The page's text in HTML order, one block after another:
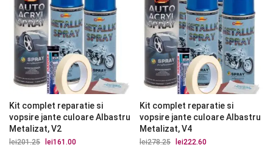
Kit complet reparatie si
vopsire jante culoare Albastru
Metalizat, V2
lei201.25
Prețul
lei161.00
Kit complet reparatie si
vopsire jante culoare Albastru
Metalizat, V4
lei278.25
Prețul
lei222.60